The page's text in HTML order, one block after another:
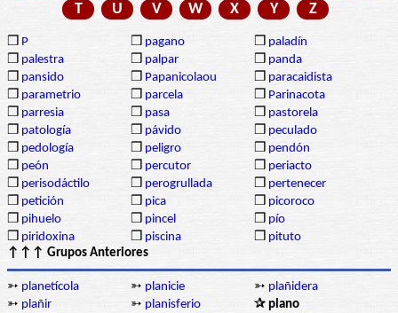
T
U V W X Y Z
❒ P ❒ pagano ❒ paladín
❒ palestra ❒ palpar ❒ panda
❒ pansido ❒ Papanicolaou ❒ paracaidista
❒ parametrio ❒ parcela ❒ Parinacota
❒ parresia ❒ pasa ❒ pastorela
❒ patología ❒ pávido ❒ peculado
❒ pedología ❒ peligro ❒ pendón
❒ peón ❒ percutor ❒ periacto
❒ perisodáctilo ❒ perogrullada ❒ pertenecer
❒ petición ❒ pica ❒ picoroco
❒ pihuelo ❒ pincel ❒ pío
❒ piridoxina ❒ piscina ❒ pituto
↑↑↑ Grupos Anteriores
➳ planetícola ➳ planicie ➳ plañidera
➳ plañir ➳ planisferio
✰ plano